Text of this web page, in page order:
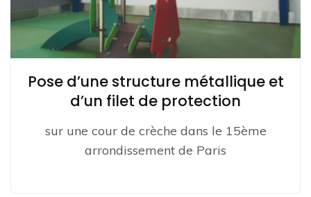
Pose d’une structure métallique et
d’un filet de protection
sur une cour de crèche dans le 15ème
arrondissement de Paris